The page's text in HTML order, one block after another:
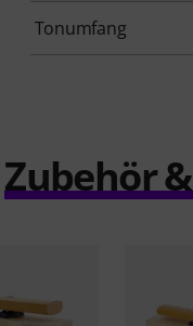
Tonumfang
Zubehör